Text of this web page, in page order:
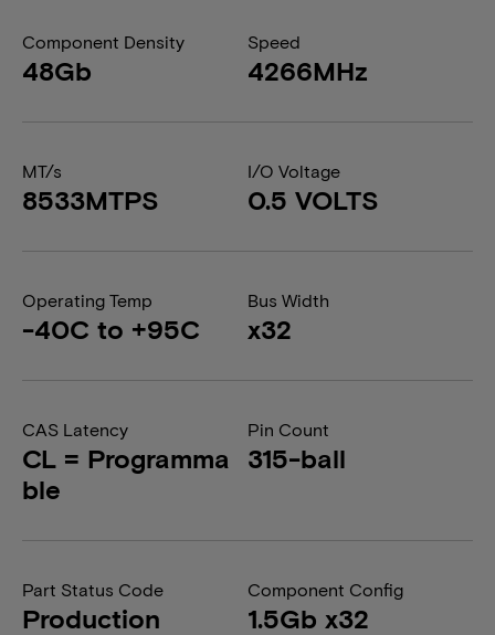
Component Density
48Gb
Speed
4266MHz
MT/s
8533MTPS
I/O Voltage
0.5 VOLTS
Operating Temp
-40C to +95C
Bus Width
x32
CAS Latency
CL = Programma
ble
Pin Count
315-ball
Part Status Code
Production
Component Config
1.5Gb x32